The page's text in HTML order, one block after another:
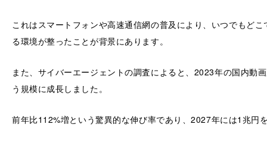
これはスマートフォンや高速通信網の普及により、いつでもど
る環境が整ったことが背景にあります。
また、サイバーエージェントの調査によると、2023年の国内動
う規模に成長しました。
前年比112%増という驚異的な伸び率であり、2027年には1兆円